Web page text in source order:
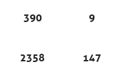
390 9
2358 147